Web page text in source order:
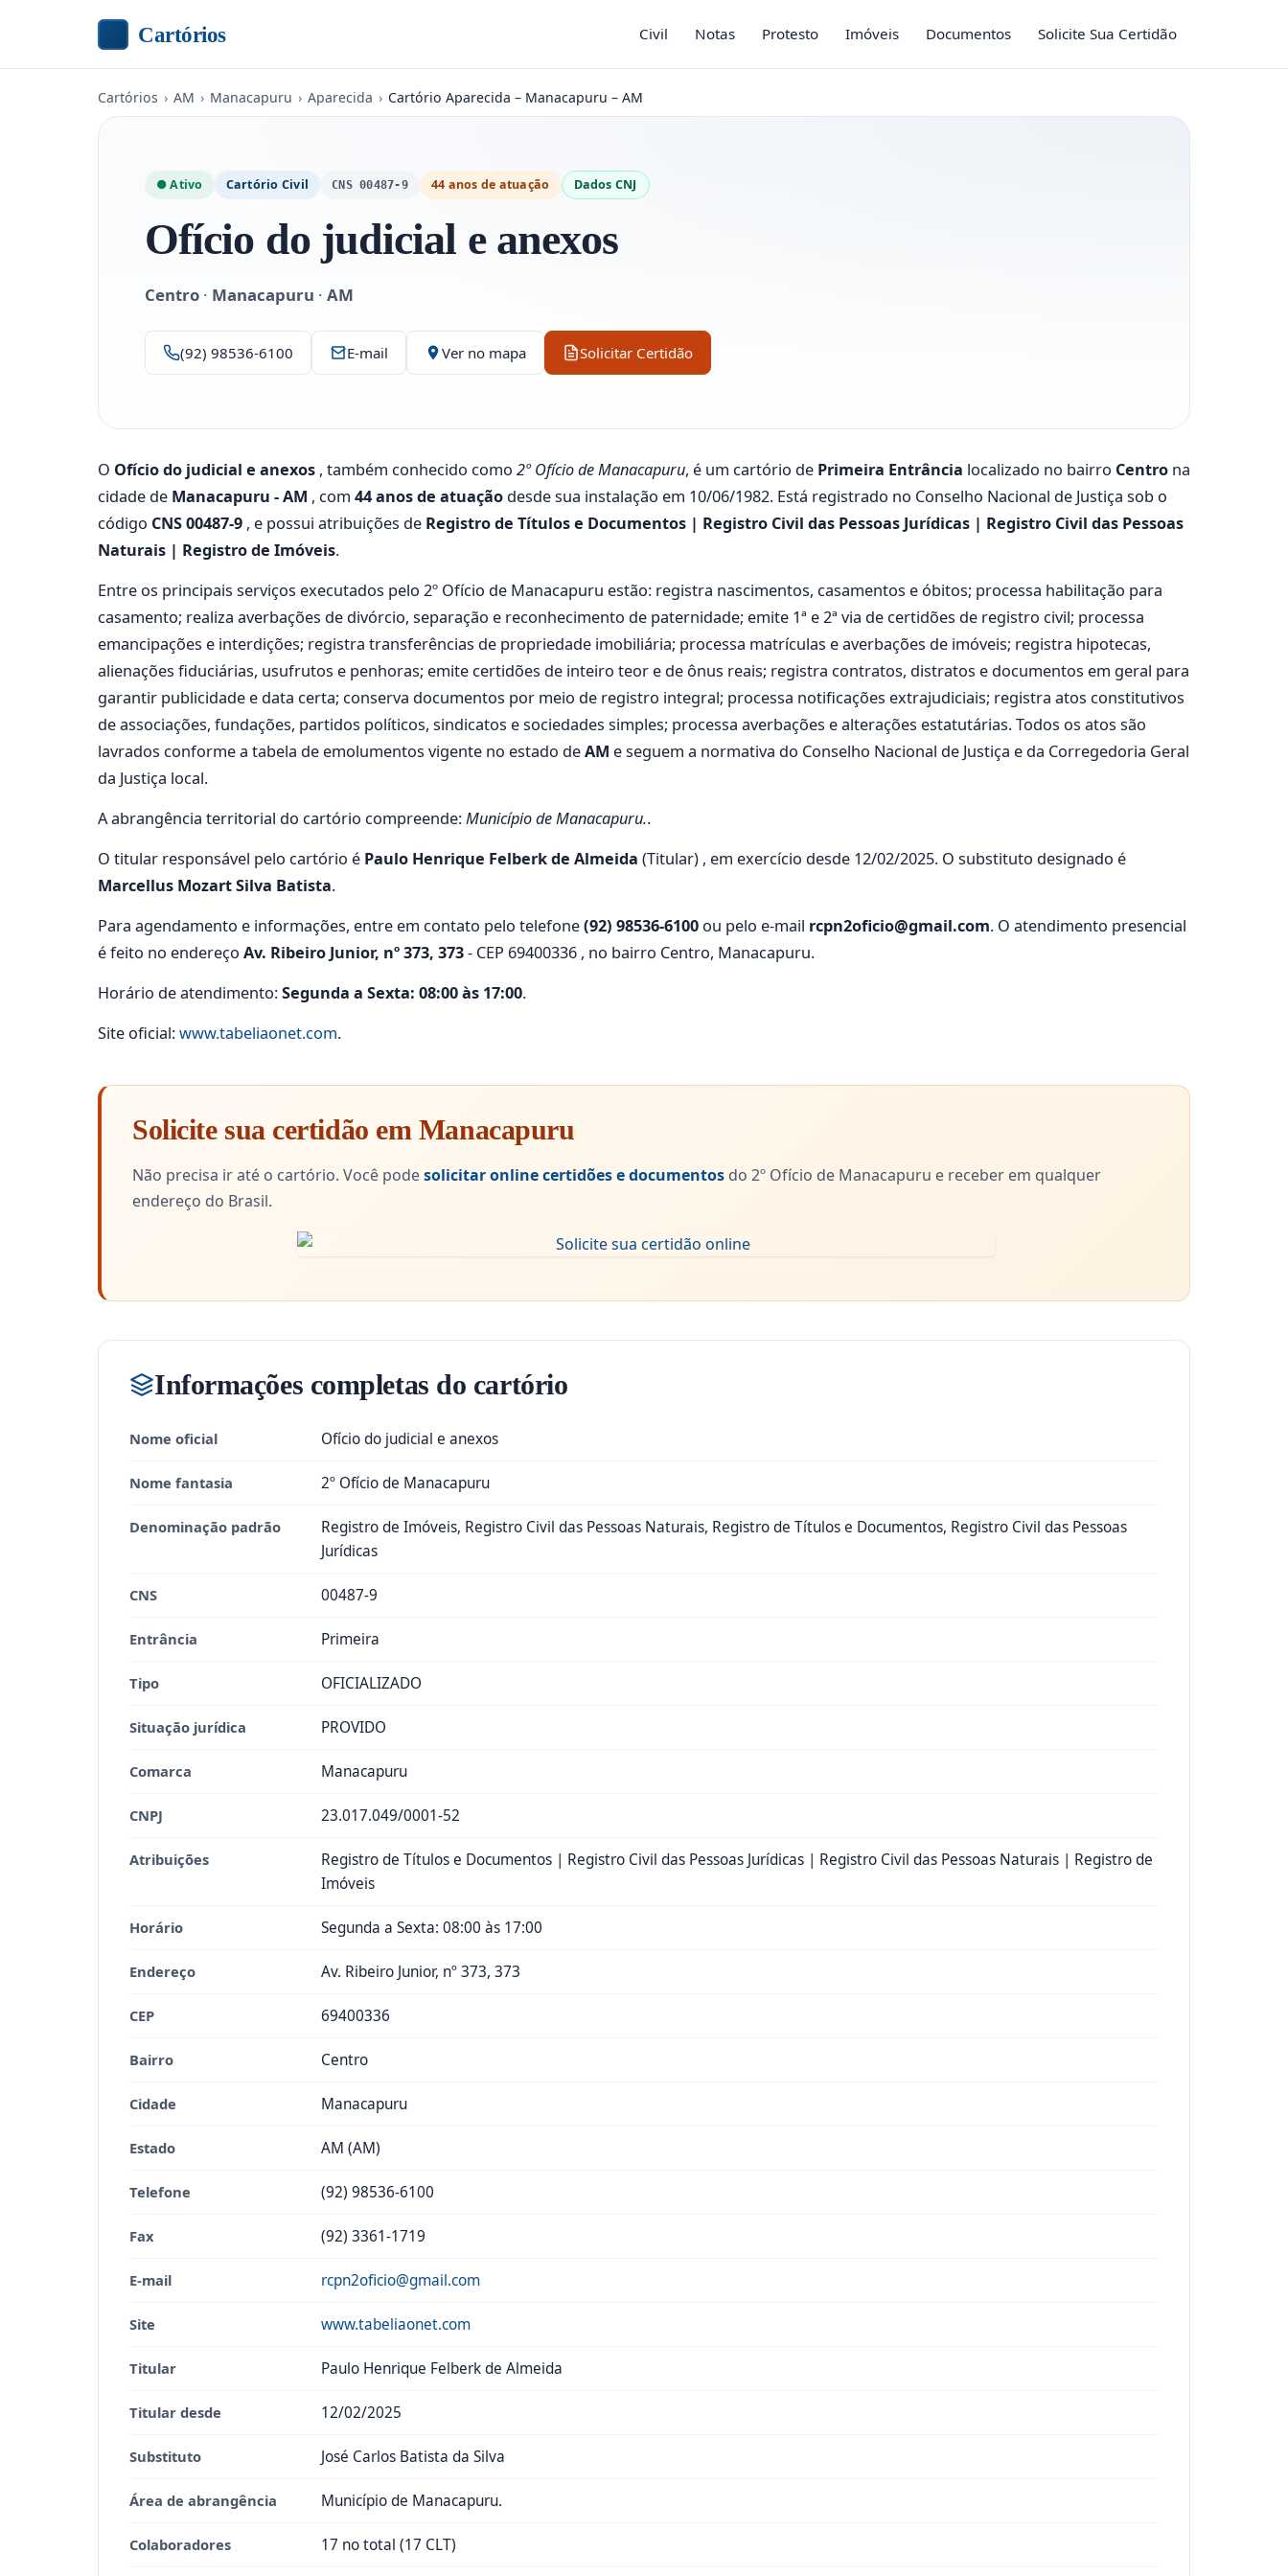
Cartórios Civil Notas Protesto Imóveis Documentos Solicite Sua Certidão
Cartórios › AM › Manacapuru › Aparecida › Cartório Aparecida – Manacapuru – AM
● Ativo Cartório Civil CNS 00487-9 44 anos de atuação Dados CNJ
Ofício do judicial e anexos
Centro · Manacapuru · AM
(92) 98536-6100 E-mail Ver no mapa Solicitar Certidão
O Ofício do judicial e anexos , também conhecido como 2º Ofício de Manacapuru, é um cartório de Primeira Entrância localizado no bairro Centro na
cidade de Manacapuru - AM , com 44 anos de atuação desde sua instalação em 10/06/1982. Está registrado no Conselho Nacional de Justiça sob o
código CNS 00487-9 , e possui atribuições de Registro de Títulos e Documentos | Registro Civil das Pessoas Jurídicas | Registro Civil das Pessoas
Naturais | Registro de Imóveis.
Entre os principais serviços executados pelo 2º Ofício de Manacapuru estão: registra nascimentos, casamentos e óbitos; processa habilitação para
casamento; realiza averbações de divórcio, separação e reconhecimento de paternidade; emite 1ª e 2ª via de certidões de registro civil; processa
emancipações e interdições; registra transferências de propriedade imobiliária; processa matrículas e averbações de imóveis; registra hipotecas,
alienações fiduciárias, usufrutos e penhoras; emite certidões de inteiro teor e de ônus reais; registra contratos, distratos e documentos em geral para
garantir publicidade e data certa; conserva documentos por meio de registro integral; processa notificações extrajudiciais; registra atos constitutivos
de associações, fundações, partidos políticos, sindicatos e sociedades simples; processa averbações e alterações estatutárias. Todos os atos são
lavrados conforme a tabela de emolumentos vigente no estado deAM e seguem a normativa do Conselho Nacional de Justiça e da Corregedoria Geral
da Justiça local.
A abrangência territorial do cartório compreende:Município de Manacapuru..
O titular responsável pelo cartório é Paulo Henrique Felberk de Almeida (Titular) , em exercício desde 12/02/2025. O substituto designado é
Marcellus Mozart Silva Batista.
Para agendamento e informações, entre em contato pelo telefone(92) 98536-6100 ou pelo e-mail rcpn2oficio@gmail.com. O atendimento presencial
é feito no endereço Av. Ribeiro Junior, nº 373, 373- CEP 69400336 , no bairro Centro, Manacapuru.
Horário de atendimento:Segunda a Sexta: 08:00 às 17:00.
Site oficial:www.tabeliaonet.com.
Solicite sua certidão em Manacapuru
Não precisa ir até o cartório. Você podesolicitar online certidões e documentos do 2º Ofício de Manacapuru e receber em qualquer
endereço do Brasil.
Informações completas do cartório
Nome oficial Ofício do judicial e anexos
Nome fantasia 2º Ofício de Manacapuru
Denominação padrão
Registro de Imóveis, Registro Civil das Pessoas Naturais, Registro de Títulos e Documentos, Registro Civil das Pessoas
Jurídicas
CNS 00487-9
Entrância Primeira
Tipo OFICIALIZADO
Situação jurídica PROVIDO
Comarca Manacapuru
CNPJ 23.017.049/0001-52
Atribuições
Registro de Títulos e Documentos | Registro Civil das Pessoas Jurídicas | Registro Civil das Pessoas Naturais | Registro de
Imóveis
Horário Segunda a Sexta: 08:00 às 17:00
Endereço Av. Ribeiro Junior, nº 373, 373
CEP 69400336
Bairro Centro
Cidade Manacapuru
Estado AM (AM)
Telefone (92) 98536-6100
Fax (92) 3361-1719
E-mail rcpn2oficio@gmail.com
Site www.tabeliaonet.com
Titular Paulo Henrique Felberk de Almeida
Titular desde 12/02/2025
Substituto José Carlos Batista da Silva
Área de abrangência Município de Manacapuru.
Colaboradores 17 no total (17 CLT)